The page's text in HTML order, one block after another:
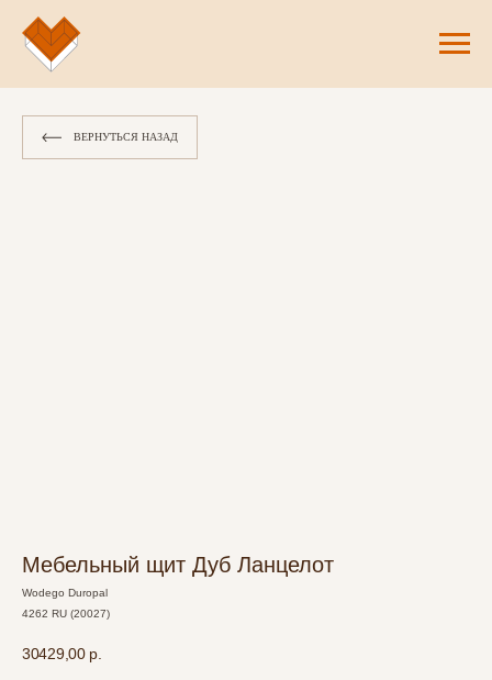
ВЕРНУТЬСЯ НАЗАД
Мебельный щит Дуб Ланцелот
Wodego Duropal
4262 RU (20027)
30429,00 р.